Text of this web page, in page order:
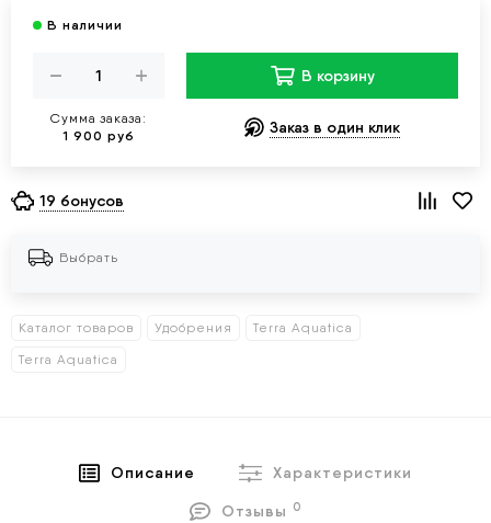
Сумма заказа:
1 900 руб
В корзину
Заказ в один клик
19 бонусов
Выбрать
Каталог товаров Удобрения Terra Aquatica
Terra Aquatica
Описание
Характеристики
Отзывы
0